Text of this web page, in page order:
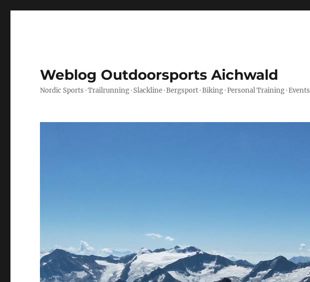
Weblog Outdoorsports Aichwald
Nordic Sports · Trailrunning · Slackline · Bergsport · Biking · Personal Training · Events